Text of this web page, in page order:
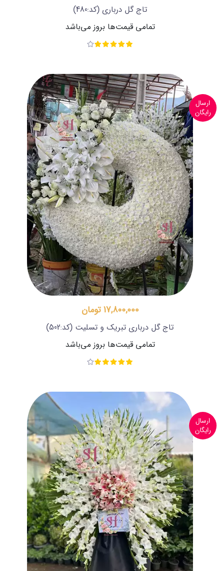
تاج گل درباری (کد:480)
تمامی قیمت‌ها بروز می‌باشد
ارسال
رایگان
17,800,000 تومان
تاج گل درباری تبریک و تسلیت (کد:502)
تمامی قیمت‌ها بروز می‌باشد
ارسال
رایگان